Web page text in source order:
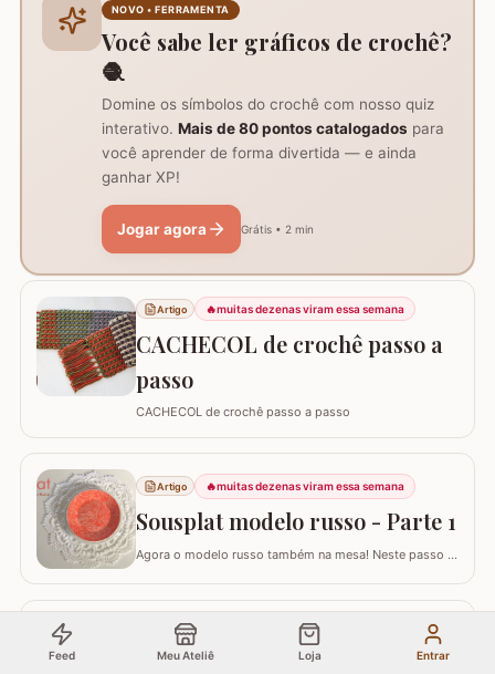
NOVO • FERRAMENTA
Você sabe ler gráficos de crochê?
🧶
Domine os símbolos do crochê com nosso quiz
interativo. Mais de 80 pontos catalogados para
você aprender de forma divertida — e ainda
ganhar XP!
Jogar agora Grátis • 2 min
Artigo 🔥muitas dezenas viram essa semana
CACHECOL de crochê passo a
passo
CACHECOL de crochê passo a passo
Artigo 🔥muitas dezenas viram essa semana
Sousplat modelo russo - Parte 1
Agora o modelo russo também na mesa! Neste passo a
de alguns modelos de tapete russo e você pode conferir
AQUI. Eles são encantadores por serem bem detalhados
apesar de trabalhar com uma única cor. Este…
Artigo muitas dezenas viram essa semana
Capa para garrafão d'agua
Feed Meu Ateliê Loja Entrar